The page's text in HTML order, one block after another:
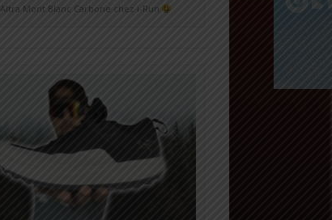
Altra Mont Blanc Carbone chez i-Run